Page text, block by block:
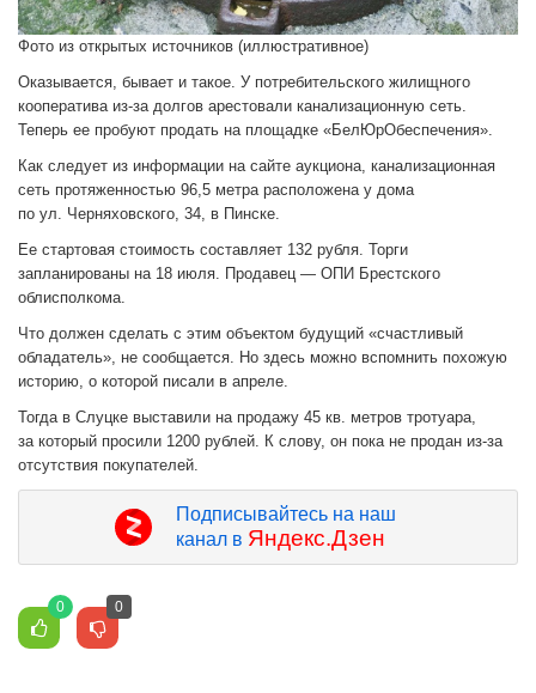
Фото из открытых источников (иллюстративное)
Оказывается, бывает и такое. У потребительского жилищного
кооператива из-за долгов арестовали канализационную сеть.
Теперь ее пробуют продать на площадке «БелЮрОбеспечения».
Как следует из информации на сайте аукциона, канализационная
сеть протяженностью 96,5 метра расположена у дома
по ул. Черняховского, 34, в Пинске.
Ее стартовая стоимость составляет 132 рубля. Торги
запланированы на 18 июля. Продавец — ОПИ Брестского
облисполкома.
Что должен сделать с этим объектом будущий «счастливый
обладатель», не сообщается. Но здесь можно вспомнить похожую
историю, о которой писали в апреле.
Тогда в Слуцке выставили на продажу 45 кв. метров тротуара,
за который просили 1200 рублей. К слову, он пока не продан из-за
отсутствия покупателей.
Подписывайтесь на наш
канал в Яндекс.Дзен
0 0